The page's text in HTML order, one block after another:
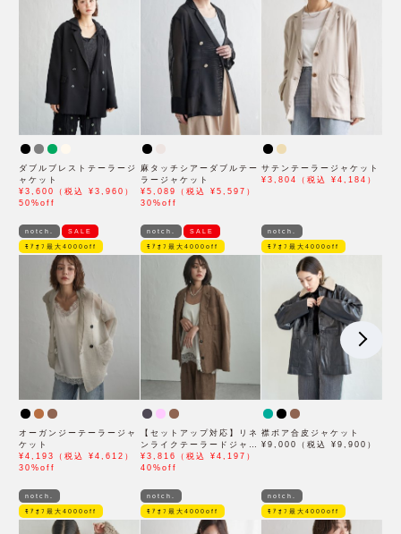
ダブルブレストテーラージ
ャケット
¥3,600（税込 ¥3,960）
50%off
麻タッチシアーダブルテー
ラージャケット
¥5,089（税込 ¥5,597）
30%off
サテンテーラージャケット
¥3,804（税込 ¥4,184）
notch. SALE
ﾓｱｵﾌ最大4000off
オーガンジーテーラージャ
ケット
¥4,193（税込 ¥4,612）
30%off
notch. SALE
ﾓｱｵﾌ最大4000off
【セットアップ対応】リネ
ンライクテーラードジャケ
ット
¥3,816（税込 ¥4,197）
40%off
notch.
ﾓｱｵﾌ最大4000off
襟ボア合皮ジャケット
¥9,000（税込 ¥9,900）
notch.
ﾓｱｵﾌ最大4000off
notch.
ﾓｱｵﾌ最大4000off
notch.
ﾓｱｵﾌ最大4000off